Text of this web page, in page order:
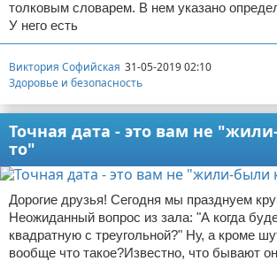
толковым словарем. В нем указано
У него есть
Виктория Софийская 31-05-2019 02:10
Здоровье и безопасность
Точная дата - это вам не
то"
Дорогие друзья! Сегодня мы празднуем
Неожиданный вопрос из зала: "А когда
квадратную с треугольной?" Ну, а кроме
вообще что такое?Известно, что бывают